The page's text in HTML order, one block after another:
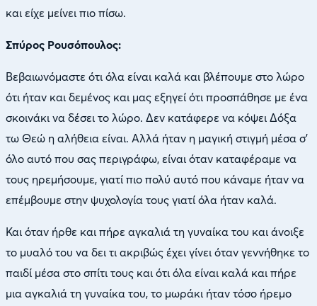
και είχε μείνει πιο πίσω.
Σπύρος Ρουσόπουλος:
Βεβαιωνόμαστε ότι όλα είναι καλά και βλέπουμε στο λώρο
ότι ήταν και δεμένος και μας εξηγεί ότι προσπάθησε με ένα
σκοινάκι να δέσει το λώρο. Δεν κατάφερε να κόψει Δόξα
τω Θεώ η αλήθεια είναι. Αλλά ήταν η μαγική στιγμή μέσα σ’
όλο αυτό που σας περιγράφω, είναι όταν καταφέραμε να
τους ηρεμήσουμε, γιατί πιο πολύ αυτό που κάναμε ήταν να
επέμβουμε στην ψυχολογία τους γιατί όλα ήταν καλά.
Και όταν ήρθε και πήρε αγκαλιά τη γυναίκα του και άνοιξε
το μυαλό του να δει τι ακριβώς έχει γίνει όταν γεννήθηκε το
παιδί μέσα στο σπίτι τους και ότι όλα είναι καλά και πήρε
μια αγκαλιά τη γυναίκα του, το μωράκι ήταν τόσο ήρεμο